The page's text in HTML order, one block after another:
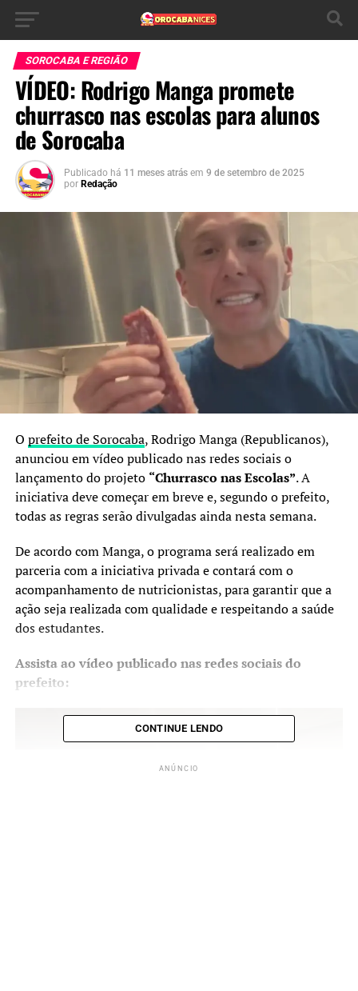
SOROCABA E REGIÃO
VÍDEO: Rodrigo Manga promete
churrasco nas escolas para alunos
de Sorocaba
Publicado há 11 meses atrás em 9 de setembro de 2025
por Redação
O prefeito de Sorocaba, Rodrigo Manga (Republicanos),
anunciou em vídeo publicado nas redes sociais o
lançamento do projeto “Churrasco nas Escolas”. A
iniciativa deve começar em breve e, segundo o prefeito,
todas as regras serão divulgadas ainda nesta semana.
De acordo com Manga, o programa será realizado em
parceria com a iniciativa privada e contará com o
acompanhamento de nutricionistas, para garantir que a
ação seja realizada com qualidade e respeitando a saúde
dos estudantes.
Assista ao vídeo publicado nas redes sociais do
prefeito:
CONTINUE LENDO
ANÚNCIO